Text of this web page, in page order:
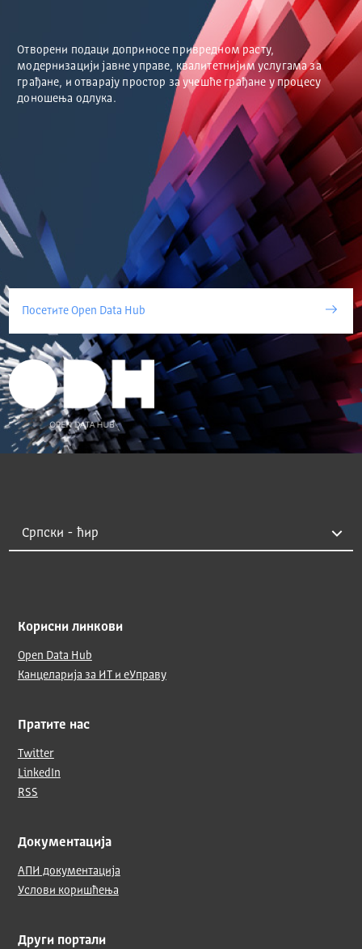
Отворени подаци доприносе привредном расту,
модернизацији јавне управе, квалитетнијим услугама за
грађане, и отварају простор за учешће грађане у процесу
доношења одлука.
Посетите Open Data Hub
Корисни линкови
Open Data Hub
Канцеларија за ИТ и еУправу
Пратите нас
Twitter
LinkedIn
RSS
Документација
АПИ документација
Услови коришћења
Други портали